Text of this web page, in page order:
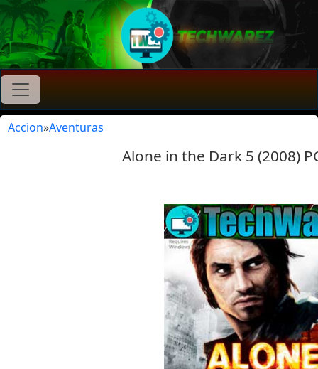
Accion»Aventuras
Alone in the Dark 5 (2008)